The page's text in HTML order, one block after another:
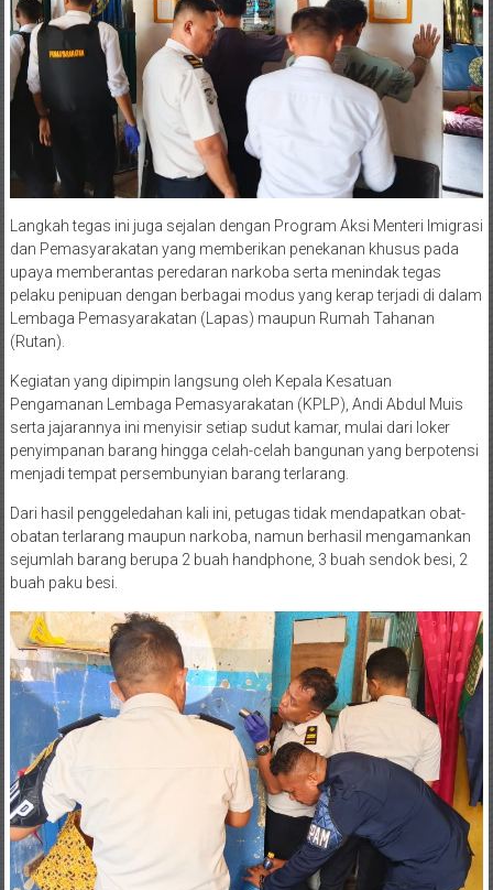
Langkah tegas ini juga sejalan dengan Program Aksi Menteri Imigrasi
dan Pemasyarakatan yang memberikan penekanan khusus pada
upaya memberantas peredaran narkoba serta menindak tegas
pelaku penipuan dengan berbagai modus yang kerap terjadi di dalam
Lembaga Pemasyarakatan (Lapas) maupun Rumah Tahanan
(Rutan).
Kegiatan yang dipimpin langsung oleh Kepala Kesatuan
Pengamanan Lembaga Pemasyarakatan (KPLP), Andi Abdul Muis
serta jajarannya ini menyisir setiap sudut kamar, mulai dari loker
penyimpanan barang hingga celah-celah bangunan yang berpotensi
menjadi tempat persembunyian barang terlarang.
Dari hasil penggeledahan kali ini, petugas tidak mendapatkan obat-
obatan terlarang maupun narkoba, namun berhasil mengamankan
sejumlah barang berupa 2 buah handphone, 3 buah sendok besi, 2
buah paku besi.